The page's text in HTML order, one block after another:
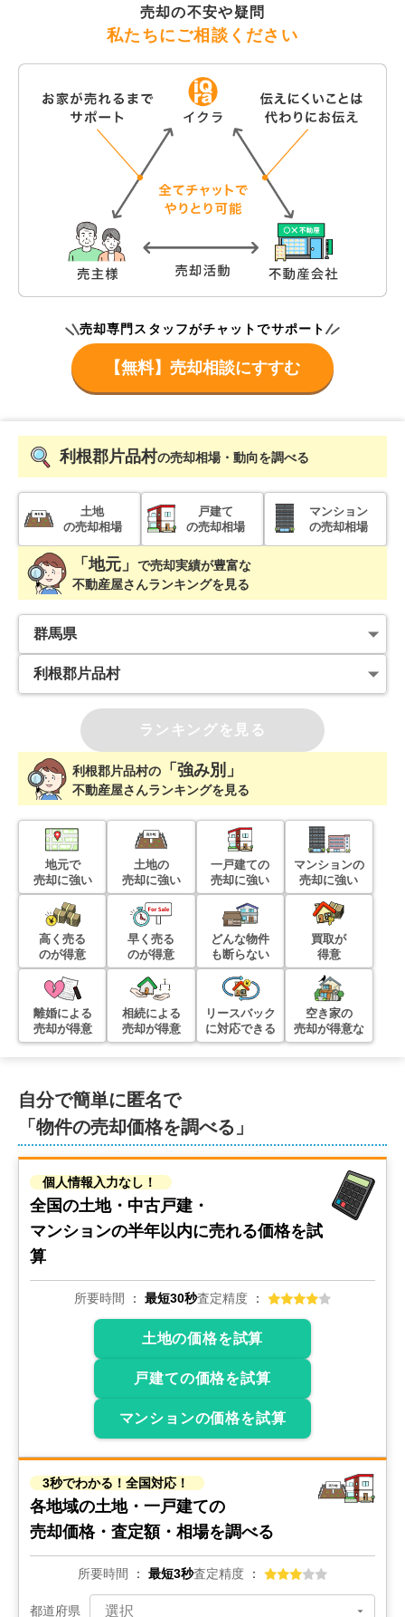
売却の不安や疑問
私たちにご相談ください
売却専門スタッフがチャットでサポート
【無料】売却相談にすすむ
利根郡片品村の売却相場・動向を調べる
土地
の売却相場
戸建て
の売却相場
マンション
の売却相場
「地元」 で売却実績が豊富な
不動産屋さんランキングを見る
ランキングを見る
利根郡片品村の「強み別」
不動産屋さんランキングを見る
地元で
売却に強い
土地の
売却に強い
一戸建ての
売却に強い
マンションの
売却に強い
高く売る
のが得意
早く売る
のが得意
どんな物件
も断らない
買取が
得意
離婚による
売却が得意
相続による
売却が得意
リースバック
に対応できる
空き家の
売却が得意な
自分で簡単に匿名で
「物件の売却価格を調べる」
個人情報入力なし！
全国の土地・中古戸建・
マンションの半年以内に売れる価格を試
算
所要時間 最短30秒査定精度
土地の価格を試算
戸建ての価格を試算
マンションの価格を試算
3秒でわかる！全国対応！
各地域の土地・一戸建ての
売却価格・査定額・相場を調べる
所要時間 最短3秒査定精度
都道府県